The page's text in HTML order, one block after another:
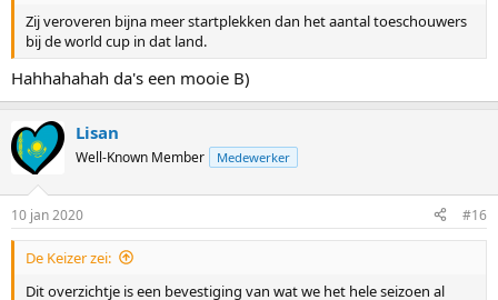
Zij veroveren bijna meer startplekken dan het aantal toeschouwers
bij de world cup in dat land.
Hahhahahah da's een mooie B)
Lisan
Well-Known Member Medewerker
10 jan 2020 #16
De Keizer zei:
Dit overzichtje is een bevestiging van wat we het hele seizoen al